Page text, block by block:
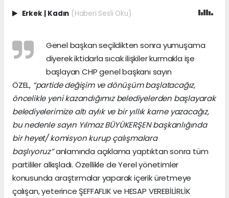
Erkek | Kadın (Haberi Sesli Oku)
Genel başkan seçildikten sonra yumuşama
diyerek iktidarla sıcak ilişkiler kurmakla işe
başlayan CHP genel başkanı sayın
ÖZEL, “partide değişim ve dönüşüm başlatacağız,
öncelikle yeni kazandığımız belediyelerden başlayarak
belediyelerimize altı aylık ve bir yıllık karne yazacağız,
bu nedenle sayın Yılmaz BÜYÜKERŞEN başkanlığında
bir heyet/ komisyon kurup çalışmalara
başlıyoruz”anlamında açıklama yaptıktan sonra tüm
partililer alkışladı. Özellikle de Yerel yönetimler
konusunda araştırmalar yaparak içerik üretmeye
çalışan, yeterince ŞEFFAFLIK ve HESAP VEREBİLİRLİK